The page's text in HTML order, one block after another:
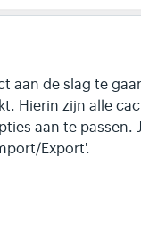
aan de slag te
Hierin zijn alle
aan te passen.
Export'.